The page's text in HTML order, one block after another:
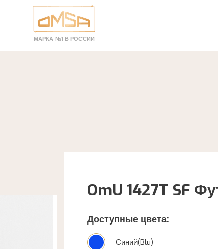
МАРКА №1 В РОССИИ
OmU 1427T SF
Доступные цвета:
Синий(Blu)